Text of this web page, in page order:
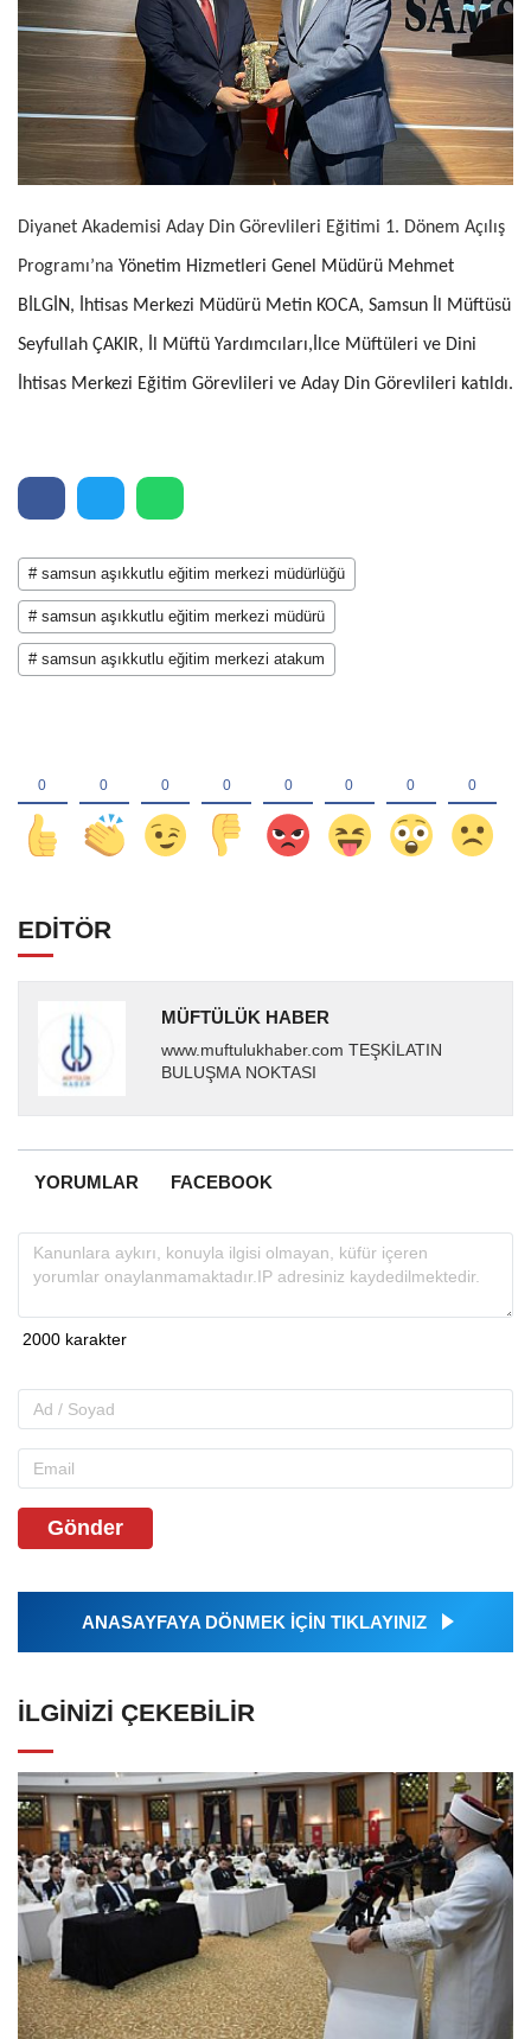
Diyanet Akademisi Aday Din Görevlileri Eğitimi 1. Dönem Açılış
Programı’na Yönetim Hizmetleri Genel Müdürü Mehmet
BİLGİN, İhtisas Merkezi Müdürü Metin KOCA, Samsun İl Müftüsü
Seyfullah ÇAKIR, İl Müftü Yardımcıları,İlce Müftüleri ve Dini
İhtisas Merkezi Eğitim Görevlileri ve Aday Din Görevlileri katıldı.
# samsun aşıkkutlu eğitim merkezi müdürlüğü
# samsun aşıkkutlu eğitim merkezi müdürü
# samsun aşıkkutlu eğitim merkezi atakum
EDİTÖR
MÜFTÜLÜK HABER
www.muftulukhaber.com TEŞKİLATIN
BULUŞMA NOKTASI
YORUMLAR FACEBOOK
Gönder
ANASAYFAYA DÖNMEK İÇİN TIKLAYINIZ
İLGINIZI ÇEKEBILIR